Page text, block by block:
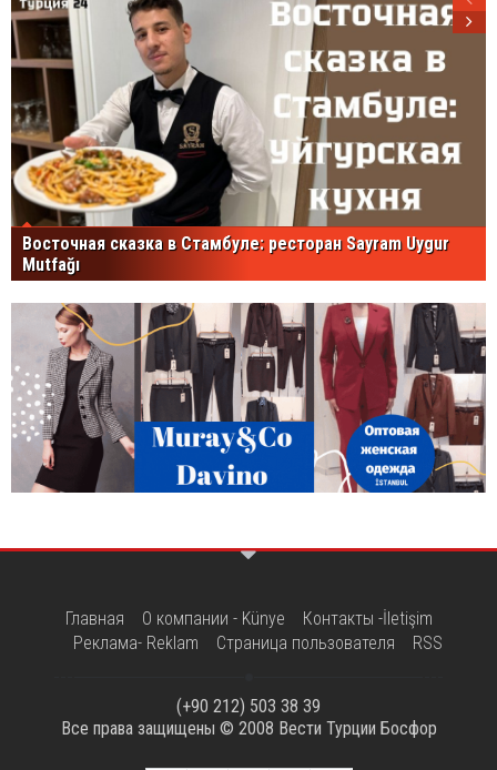
Восточная сказка в Стамбуле: ресторан Sayram Uygur
Mutfağı
Главная О компании - Künye
Контакты -İletişim
Реклама- Reklam
Страница пользователя RSS
(+90 212) 503 38 39
Все права защищены © 2008 Вести Турции Босфор